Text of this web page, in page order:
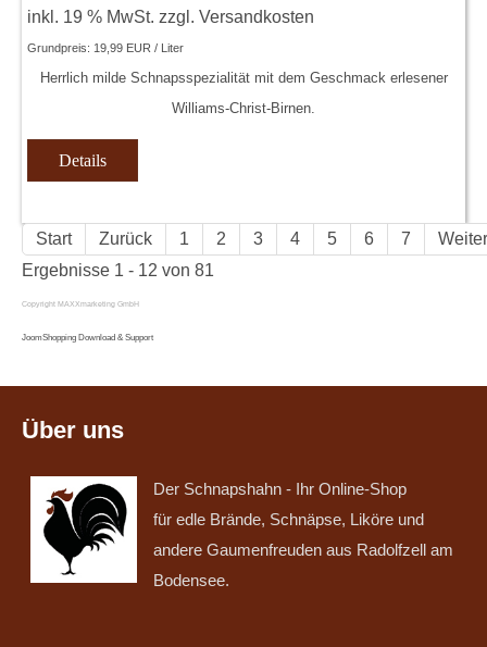
inkl. 19 % MwSt. zzgl. Versandkosten
Grundpreis: 19,99 EUR / Liter
Herrlich milde Schnapsspezialität mit dem Geschmack erlesener
Williams-Christ-Birnen.
Details
Start Zurück 1 2 3 4 5 6 7
Weiter
Ergebnisse 1 - 12 von 81
Copyright MAXXmarketing GmbH
JoomShopping Download & Support
Über uns
Der Schnapshahn - Ihr Online-Shop
für edle Brände, Schnäpse, Liköre und
andere Gaumenfreuden aus Radolfzell am
Bodensee.